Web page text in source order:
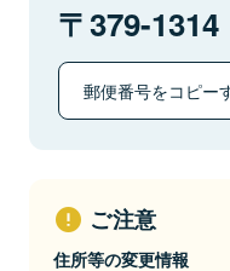
379-1314
郵便番号をコピー
ご注意
住所等の変更情報